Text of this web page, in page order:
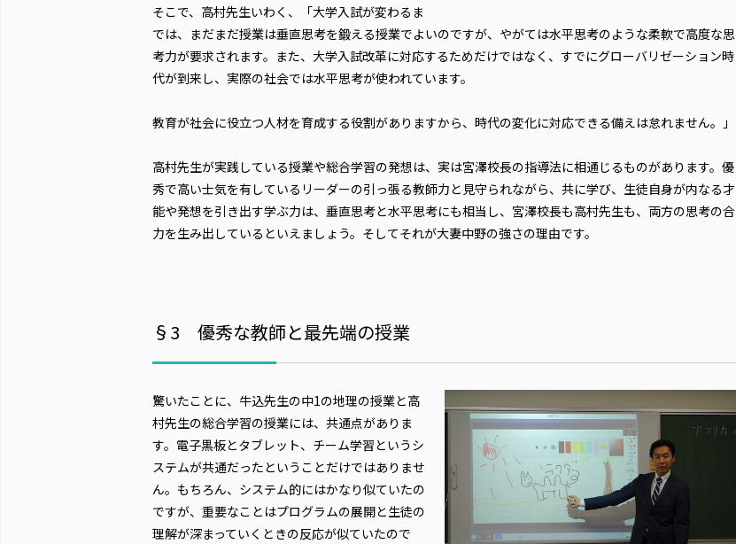
そこで、高村先生いわく、「大学入試が変わるま
では、まだまだ授業は垂直思考を鍛える授業でよいのですが、やがては水平思考のような柔軟で高度な思
考力が要求されます。また、大学入試改革に対応するためだけではなく、すでにグローバリゼーション時
代が到来し、実際の社会では水平思考が使われています。
教育が社会に役立つ人材を育成する役割がありますから、時代の変化に対応できる備えは怠れません。」
高村先生が実践している授業や総合学習の発想は、実は宮澤校長の指導法に相通じるものがあります。優
秀で高い士気を有しているリーダーの引っ張る教師力と見守られながら、共に学び、生徒自身が内なる才
能や発想を引き出す学ぶ力は、垂直思考と水平思考にも相当し、宮澤校長も高村先生も、両方の思考の合
力を生み出しているといえましょう。そしてそれが大妻中野の強さの理由です。
§3 優秀な教師と最先端の授業
驚いたことに、牛込先生の中1の地理の授業と高
村先生の総合学習の授業には、共通点がありま
す。電子黒板とタブレット、チーム学習というシ
ステムが共通だったということだけではありませ
ん。もちろん、システム的にはかなり似ていたの
ですが、重要なことはプログラムの展開と生徒の
理解が深まっていくときの反応が似ていたので